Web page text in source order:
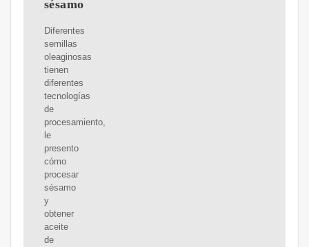
sésamo
Diferentes
semillas
oleaginosas
tienen
diferentes
tecnologías
de
procesamiento,
le
presento
cómo
procesar
sésamo
y
obtener
aceite
de